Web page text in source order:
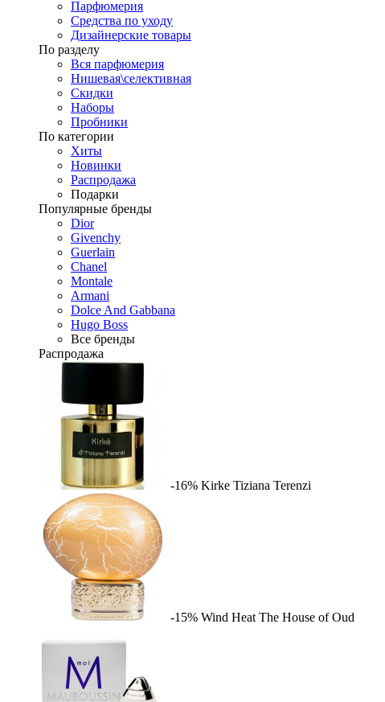
Парфюмерия
Средства по уходу
Дизайнерские товары
По разделу
Вся парфюмерия
Нишевая\селективная
Скидки
Наборы
Пробники
По категории
Хиты
Новинки
Распродажа
Подарки
Популярные бренды
Dior
Givenchy
Guerlain
Chanel
Montale
Armani
Dolce And Gabbana
Hugo Boss
Все бренды
Распродажа
-16% Kirke Tiziana Terenzi
-15% Wind Heat The House of Oud